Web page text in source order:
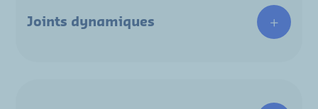
Joints dynamiques